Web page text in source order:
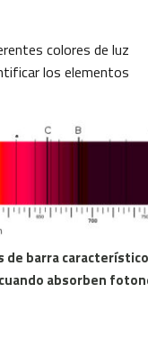
colores de luz
los elementos
de barra
absorben